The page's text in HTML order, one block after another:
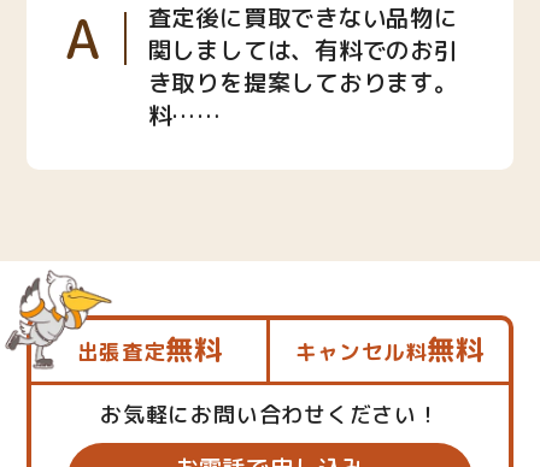
A
査定後に買取できない品物に
関しましては、有料でのお引
き取りを提案しております。
料……
出張査定無料 キャンセル料無料
お気軽にお問い合わせください！